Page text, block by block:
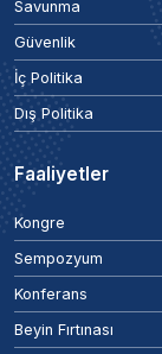
Savunma
Güvenlik
İç Politika
Dış Politika
Faaliyetler
Kongre
Sempozyum
Konferans
Beyin Fırtınası